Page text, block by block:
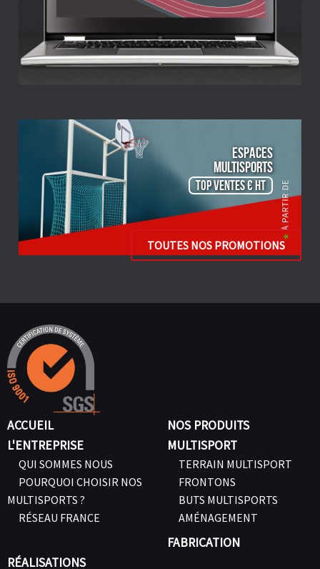
ESPACES
Multisports
TOP VENTES € HT
TOUTES NOS PROMOTIONS
ACCUEIL
L'ENTREPRISE
QUI SOMMES NOUS
POURQUOI CHOISIR NOS
MULTISPORTS ?
RÉSEAU FRANCE
NOS PRODUITS
MULTISPORT
TERRAIN MULTISPORT
FRONTONS
BUTS MULTISPORTS
AMÉNAGEMENT
FABRICATION
RÉALISATIONS